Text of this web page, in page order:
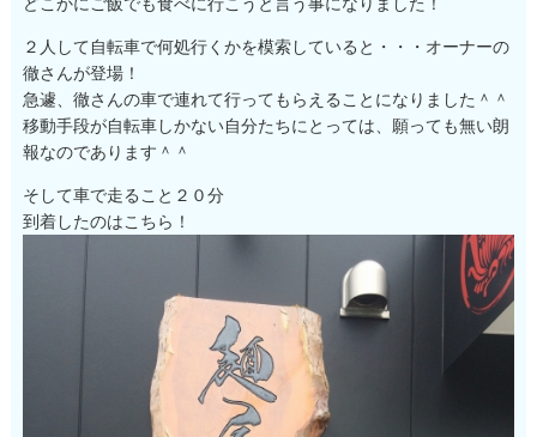
２人して自転車で何処行くかを模索していると・・・オーナーの
徹さんが登場！
急遽、徹さんの車で連れて行ってもらえることになりました＾＾
移動手段が自転車しかない自分たちにとっては、願っても無い朗
報なのであります＾＾
そして車で走ること２０分
到着したのはこちら！